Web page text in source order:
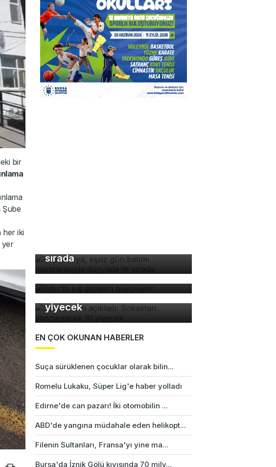
bir
Şube
her iki
yer
sırada
Bitlis'te kış geceleri
büyülüyor
Uzman isim açıkladı:
Sokaktan yenmeyecek 10
yiyecek
EN ÇOK OKUNAN HABERLER
Suça sürüklenen çocuklar olarak bilin...
Romelu Lukaku, Süper Lig'e haber yolladı
Edirne'de can pazarı! İki otomobilin ...
ABD'de yangına müdahale eden helikopt...
Filenin Sultanları, Fransa'yı yine ma...
Bursa'da İznik Gölü kıyısında 70 mily...